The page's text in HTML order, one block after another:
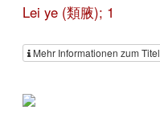
Lei ye (類腋); 1
Mehr Informationen zum Titel